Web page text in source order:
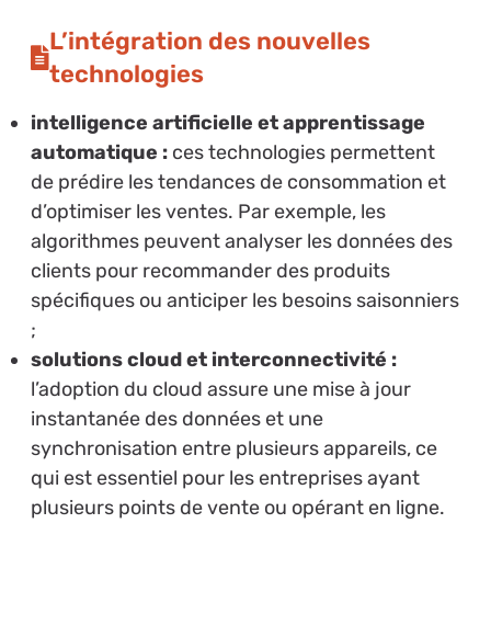
L’intégration des nouvelles
technologies
intelligence artificielle et apprentissage
automatique :ces technologies permettent
de prédire les tendances de consommation et
d’optimiser les ventes. Par exemple, les
algorithmes peuvent analyser les données des
clients pour recommander des produits
spécifiques ou anticiper les besoins saisonniers
;
solutions cloud et interconnectivité :
l’adoption du cloud assure une mise à jour
instantanée des données et une
synchronisation entre plusieurs appareils, ce
qui est essentiel pour les entreprises ayant
plusieurs points de vente ou opérant en ligne.